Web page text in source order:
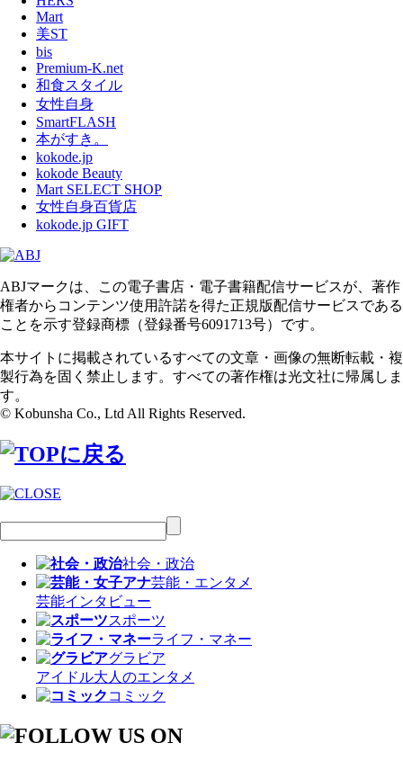
Mart
美ST
bis
Premium-K.net
和食スタイル
女性自身
SmartFLASH
本がすき。
kokode.jp
kokode Beauty
Mart SELECT SHOP
女性自身百貨店
kokode.jp GIFT
ABJマークは、この電子書店・電子書籍配信サービスが、著作
権者からコンテンツ使用許諾を得た正規版配信サービスである
ことを示す登録商標（登録番号6091713号）です。
本サイトに掲載されているすべての文章・画像の無断転載・複
製行為を固く禁止します。すべての著作権は光文社に帰属しま
す。
© Kobunsha Co., Ltd All Rights Reserved.
社会・政治
芸能・エンタメ
芸能インタビュー
スポーツ
ライフ・マネー
グラビア
アイドル大人のエンタメ
コミック